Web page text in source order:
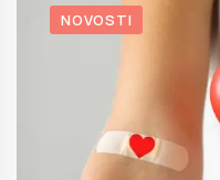
NOVOSTI